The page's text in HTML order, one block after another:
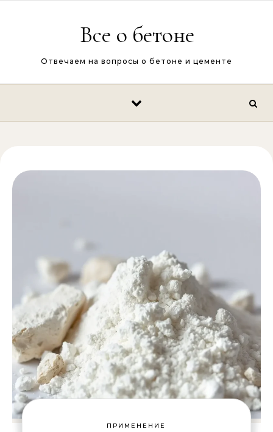
Все о бетоне
Отвечаем на вопросы о бетоне и цементе
ПРИМЕНЕНИЕ